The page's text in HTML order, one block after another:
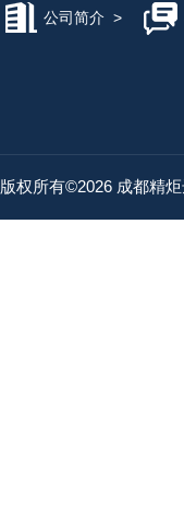
公司简介 >
版权所有©2026 成都精